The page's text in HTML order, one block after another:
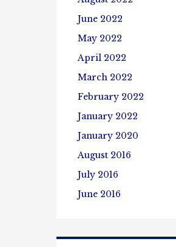
June 2022
May 2022
April 2022
March 2022
February 2022
January 2022
January 2020
August 2016
July 2016
June 2016